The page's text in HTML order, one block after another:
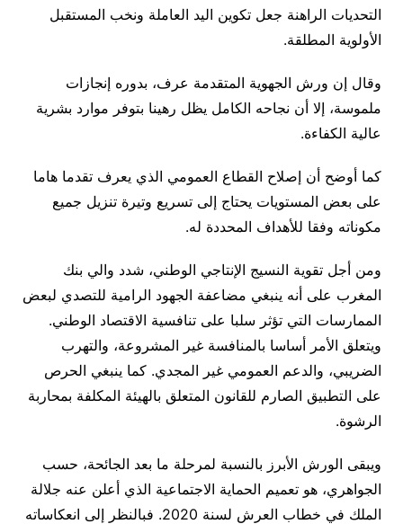
التحديات الراهنة جعل تكوين اليد العاملة ونخب المستقبل
الأولوية المطلقة.
وقال إن ورش الجهوية المتقدمة عرف، بدوره إنجازات
ملموسة، إلا أن نجاحه الكامل يظل رهينا بتوفر موارد بشرية
عالية الكفاءة.
كما أوضح أن إصلاح القطاع العمومي الذي يعرف تقدما هاما
على بعض المستويات يحتاج إلى تسريع وتيرة تنزيل جميع
مكوناته وفقا للأهداف المحددة له.
ومن أجل تقوية النسيج الإنتاجي الوطني، شدد والي بنك
المغرب على أنه ينبغي مضاعفة الجهود الرامية للتصدي لبعض
الممارسات التي تؤثر سلبا على تنافسية الاقتصاد الوطني.
ويتعلق الأمر أساسا بالمنافسة غير المشروعة، والتهرب
الضريبي، والدعم العمومي غير المجدي. كما ينبغي الحرص
على التطبيق الصارم للقانون المتعلق بالهيئة المكلفة بمحاربة
الرشوة.
ويبقى الورش الأبرز بالنسبة لمرحلة ما بعد الجائحة، حسب
الجواهري، هو تعميم الحماية الاجتماعية الذي أعلن عنه جلالة
الملك في خطاب العرش لسنة 2020. فبالنظر إلى انعكاساته